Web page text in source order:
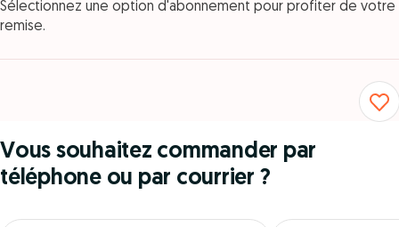
Sélectionnez une option d'abonnement pour profiter de votre
remise.
Vous souhaitez commander par
téléphone ou par courrier ?